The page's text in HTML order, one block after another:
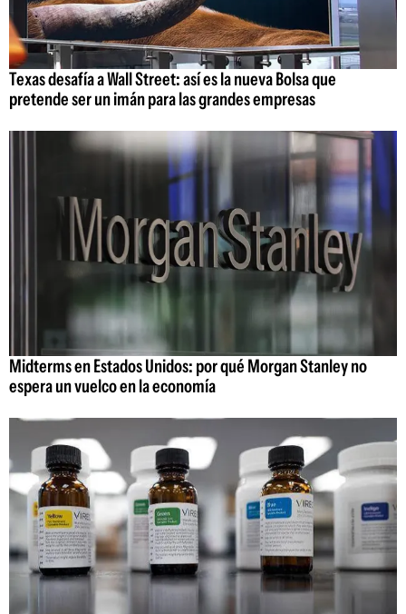
Texas desafía a Wall Street: así es la nueva Bolsa que
pretende ser un imán para las grandes empresas
Midterms en Estados Unidos: por qué Morgan Stanley no
espera un vuelco en la economía